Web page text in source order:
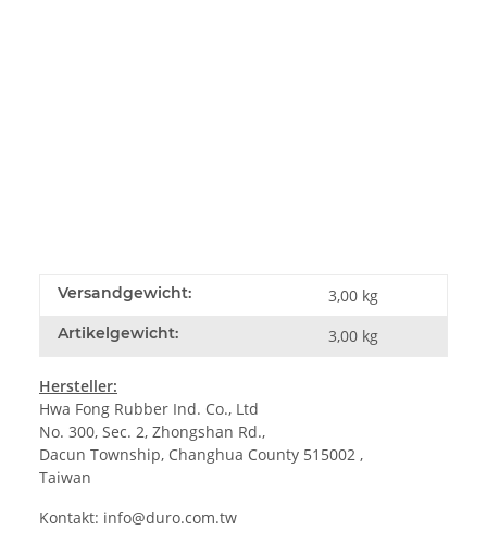
Versandgewicht: 3,00 kg
Artikelgewicht: 3,00 kg
Hersteller:
Hwa Fong Rubber Ind. Co., Ltd
No. 300, Sec. 2, Zhongshan Rd.,
Dacun Township, Changhua County 515002 ,
Taiwan
Kontakt: info@duro.com.tw